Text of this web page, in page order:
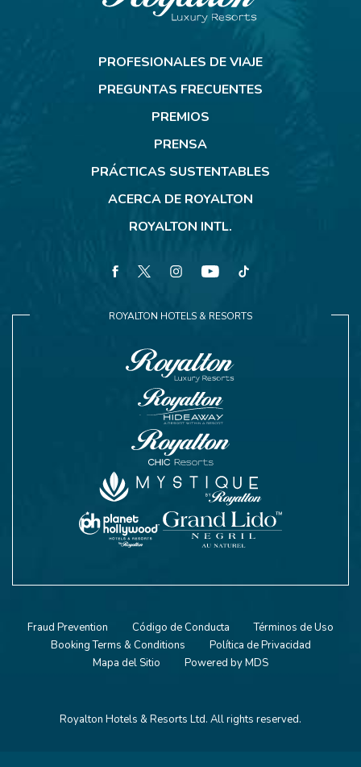
PROFESIONALES DE VIAJE
PREGUNTAS FRECUENTES
PREMIOS
PRENSA
PRÁCTICAS SUSTENTABLES
ACERCA DE ROYALTON
ROYALTON INTL.
ROYALTON HOTELS & RESORTS
Fraud Prevention Código de Conducta
Términos de Uso
Booking Terms & Conditions
Política de Privacidad
Mapa del Sitio
Powered by MDS
Royalton Hotels & Resorts Ltd. All rights reserved.